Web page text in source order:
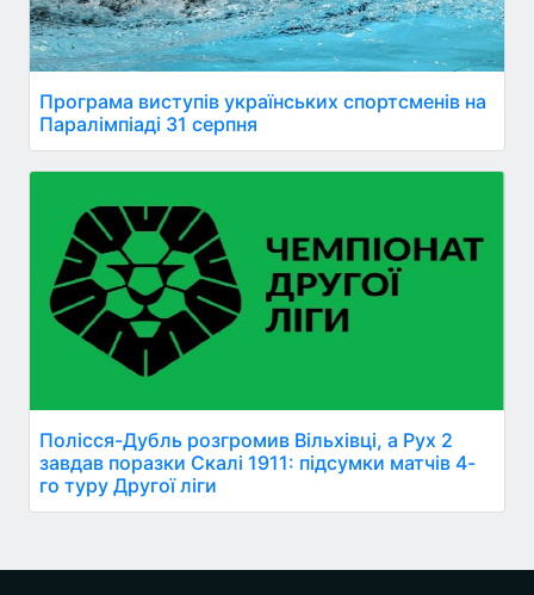
Програма виступів українських спортсменів на
Паралімпіаді 31 серпня
Полісся-Дубль розгромив Вільхівці, а Рух 2
завдав поразки Скалі 1911: підсумки матчів 4-
го туру Другої ліги